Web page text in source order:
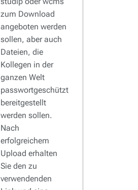
zum Download
angeboten werden
sollen, aber auch
Dateien, die
Kollegen in der
ganzen Welt
passwortgeschützt
bereitgestellt
werden sollen.
Nach
erfolgreichem
Upload erhalten
Sie den zu
verwendenden